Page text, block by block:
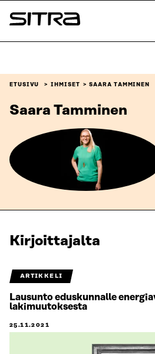
Siirry
suoraan
Sitra
ETUSIVU IHMISET SAARA TAMMINEN
Saara Tamminen
Kirjoittajalta
ARTIKKELI
Lausunto eduskunnalle
lakimuutoksesta
25.11.2021